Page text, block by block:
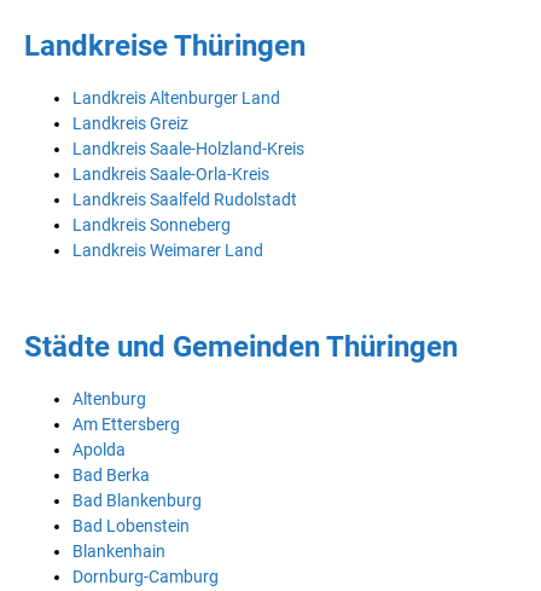
Landkreise Thüringen
Landkreis Altenburger Land
Landkreis Greiz
Landkreis Saale-Holzland-Kreis
Landkreis Saale-Orla-Kreis
Landkreis Saalfeld Rudolstadt
Landkreis Sonneberg
Landkreis Weimarer Land
Städte und Gemeinden Thüringen
Altenburg
Am Ettersberg
Apolda
Bad Berka
Bad Blankenburg
Bad Lobenstein
Blankenhain
Dornburg-Camburg